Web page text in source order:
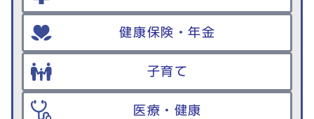
健康保険・年金
子育て
医療・健康